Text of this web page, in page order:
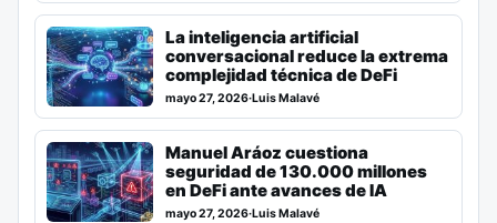
La inteligencia artificial
conversacional reduce la extrema
complejidad técnica de DeFi
mayo 27, 2026·Luis Malavé
Manuel Aráoz cuestiona
seguridad de 130.000 millones
en DeFi ante avances de IA
mayo 27, 2026·Luis Malavé